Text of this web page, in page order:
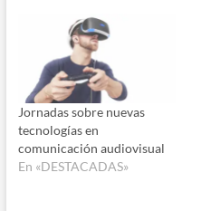
Jornadas sobre nuevas
tecnologías en
comunicación audiovisual
En «DESTACADAS»